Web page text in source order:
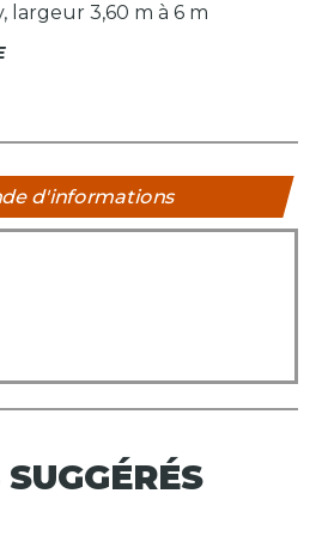
largeur 3,60 m à 6 m
d'informations
SUGGÉRÉS